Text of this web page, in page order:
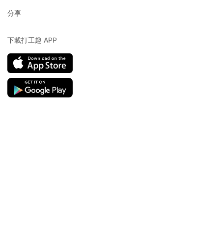
分享
下載打工趣 APP